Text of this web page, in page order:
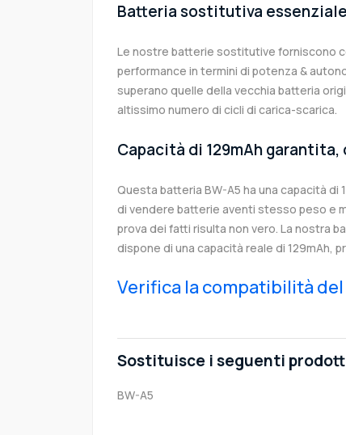
Batteria sostitutiva essenziale
Le nostre batterie sostitutive forniscono
performance in termini di potenza &
superano quelle della vecchia batteria
altissimo numero di cicli di carica-scarica.
Capacità di 129mAh
Questa batteria BW-A5 ha una capacità di
di vendere batterie aventi stesso peso e
prova dei fatti risulta non vero. La nostra
dispone di una capacità reale di 129mAh,
Verifica la compatibilità
Sostituisce i seguenti
BW-A5